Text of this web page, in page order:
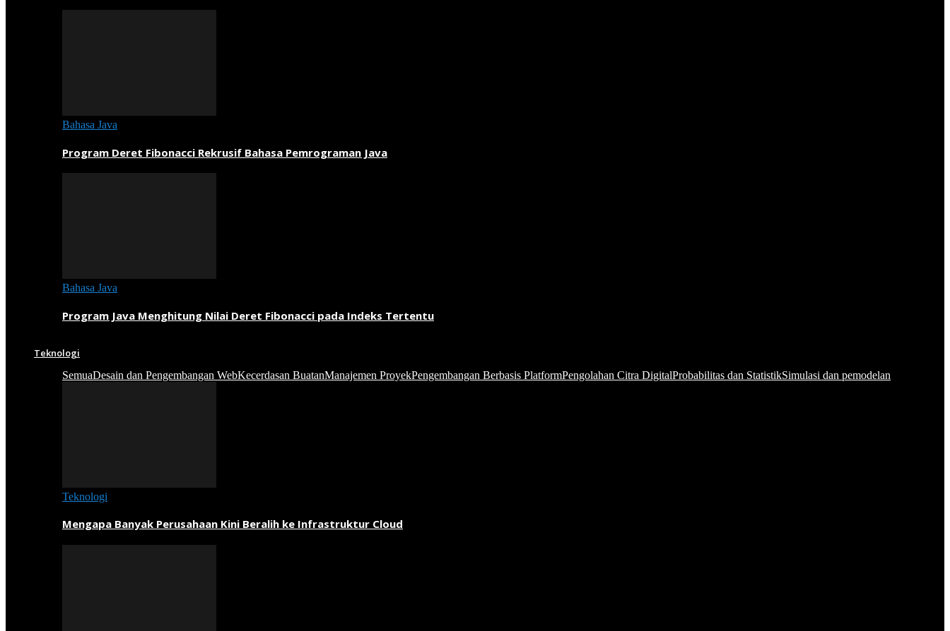
Bahasa Java
Program Deret Fibonacci Rekrusif Bahasa Pemrograman Java
Bahasa Java
Program Java Menghitung Nilai Deret Fibonacci pada Indeks Tertentu
Teknologi
SemuaDesain dan Pengembangan WebKecerdasan BuatanManajemen ProyekPengembangan Berbasis PlatformPengolahan Citra DigitalProbabilitas dan StatistikSimulasi dan pemodelan
Teknologi
Mengapa Banyak Perusahaan Kini Beralih ke Infrastruktur Cloud